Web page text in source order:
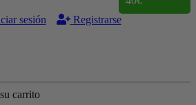
sesión
Registrarse
carrito